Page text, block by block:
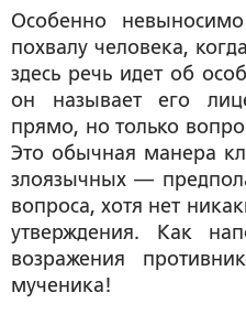
Особенно
похвалу человека,
здесь речь идет об
он называет его
прямо, но только
Это обычная манера
злоязычных —
вопроса, хотя нет
утверждения. Как
возражения
мученика!